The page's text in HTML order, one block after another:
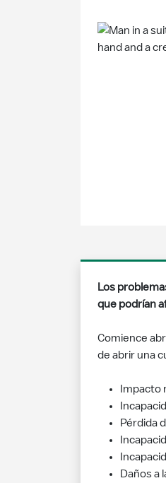
Los
que podrían
Comience
de abrir una
Impacto
Pérdida
Daños a